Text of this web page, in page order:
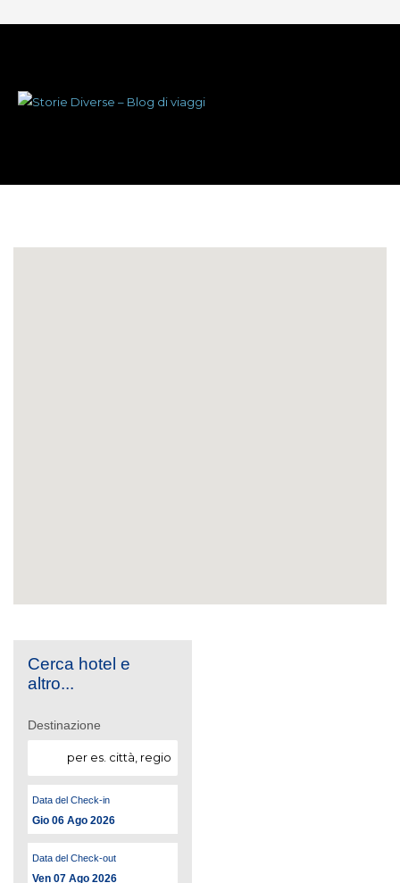
Cerca hotel e
altro...
Destinazione
Data del Check-in
Gio 06 Ago 2026
Data del Check-out
Ven 07 Ago 2026